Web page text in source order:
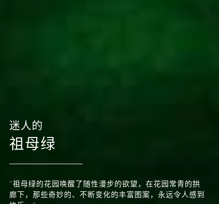
迷人的
祖母绿
“祖母绿的花园唤醒了随性漫步的欲望，在花园常青的拱
廊下，那些奇妙的、不断变化的丰富图案，永远令人感到